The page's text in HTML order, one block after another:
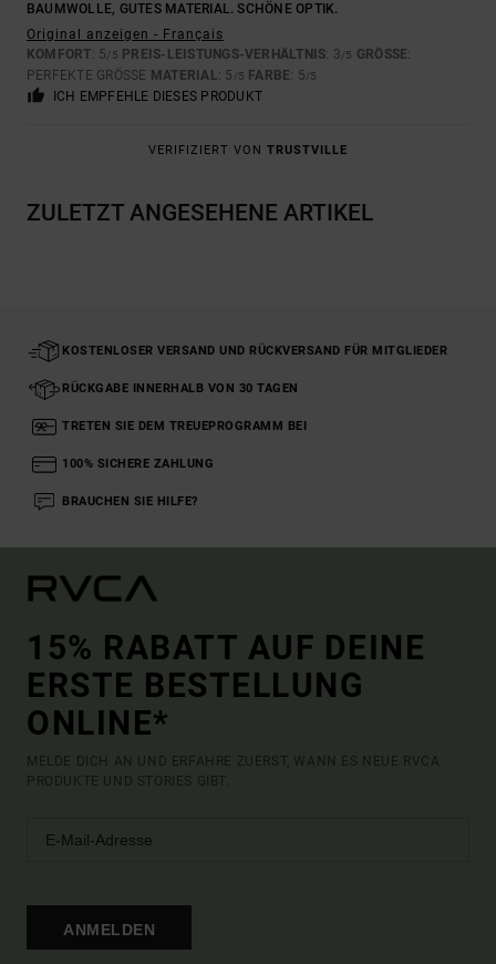
BAUMWOLLE, GUTES MATERIAL. SCHÖNE OPTIK.
Original anzeigen - Français
KOMFORT: 5/5 PREIS-LEISTUNGS-VERHÄLTNIS: 3/5 GRÖSSE :
PERFEKTE GRÖSSE MATERIAL: 5 /5 FARBE: 5/5
ICH EMPFEHLE DIESES PRODUKT
VERIFIZIERT VON TRUSTVILLE
ZULETZT ANGESEHENE ARTIKEL
KOSTENLOSER VERSAND UND RÜCKVERSAND FÜR MITGLIEDER
RÜCKGABE INNERHALB VON 30 TAGEN
TRETEN SIE DEM TREUEPROGRAMM BEI
100% SICHERE ZAHLUNG
BRAUCHEN SIE HILFE?
15% RABATT AUF DEINE
ERSTE BESTELLUNG
ONLINE*
MELDE DICH AN UND ERFAHRE ZUERST, WANN ES NEUE RVCA
PRODUKTE UND STORIES GIBT.
ANMELDEN